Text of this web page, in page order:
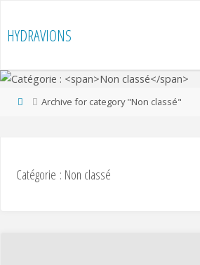
content
HYDRAVIONS
HomeArchive for category "Non classé"
Catégorie : Non classé